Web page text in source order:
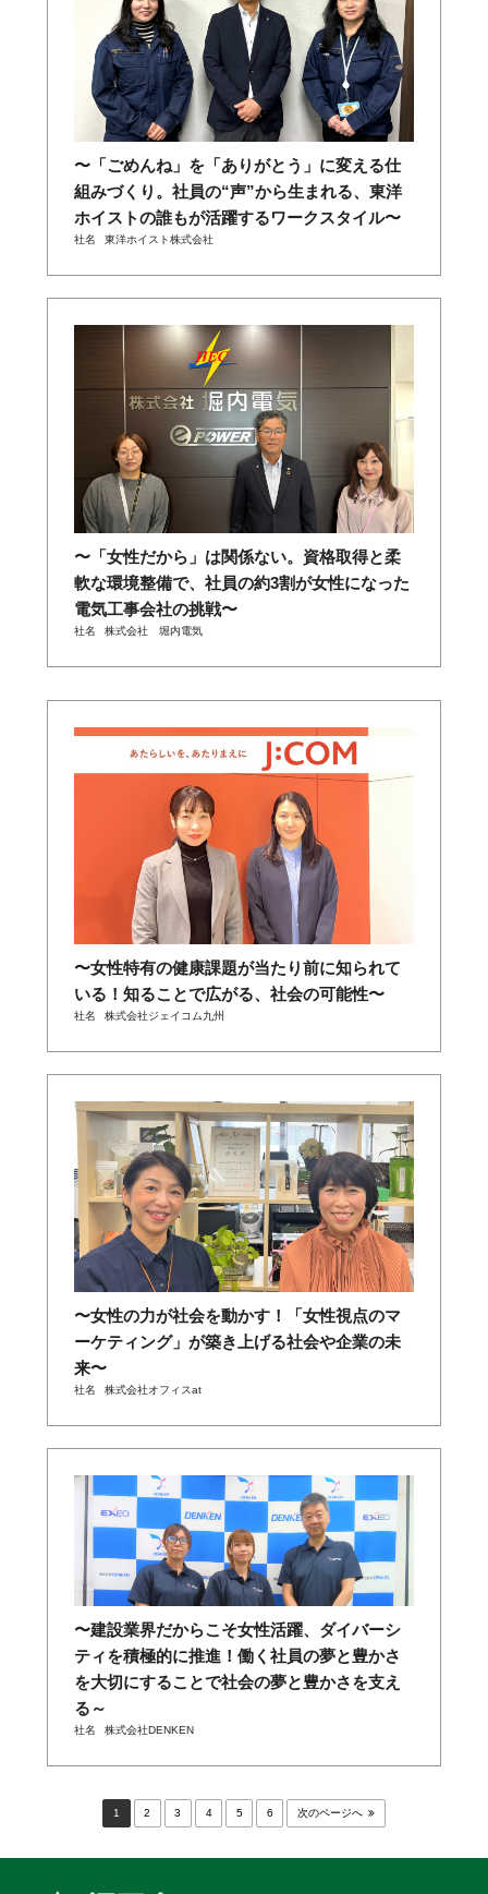
〜「ごめんね」を「ありがとう」に変える仕
組みづくり。社員の“声”から生まれる、東洋
ホイストの誰もが活躍するワークスタイル〜
社名 東洋ホイスト株式会社
〜「女性だから」は関係ない。資格取得と柔
軟な環境整備で、社員の約3割が女性になった
電気工事会社の挑戦〜
社名 株式会社 堀内電気
〜女性特有の健康課題が当たり前に知られて
いる！知ることで広がる、社会の可能性〜
社名 株式会社ジェイコム九州
〜女性の力が社会を動かす！「女性視点のマ
ーケティング」が築き上げる社会や企業の未
来〜
社名 株式会社オフィスat
〜建設業界だからこそ女性活躍、ダイバーシ
ティを積極的に推進！働く社員の夢と豊かさ
を大切にすることで社会の夢と豊かさを支え
る～
社名 株式会社DENKEN
1 2 3 4 5 6 次のページへ